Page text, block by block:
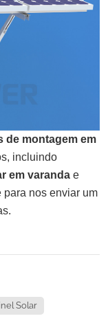
de montagem em
incluindo
em varanda e
para nos enviar um
Solar